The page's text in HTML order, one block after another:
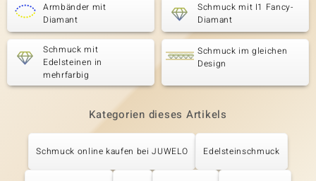
Armbänder mit
Diamant
Schmuck mit I1 Fancy-
Diamant
Schmuck mit
Edelsteinen in
mehrfarbig
Schmuck im gleichen
Design
Kategorien dieses Artikels
Schmuck online kaufen bei JUWELO Edelsteinschmuck